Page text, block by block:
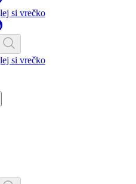
si vrečko
si vrečko